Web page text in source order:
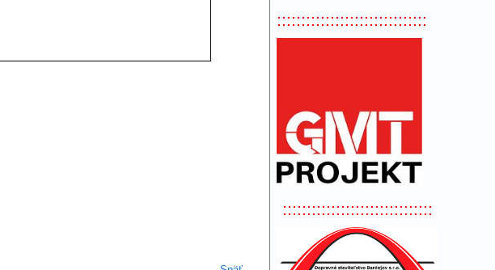
:::::::::::::::::::::::::::::::
:::::::::::::::::::::::::::::::